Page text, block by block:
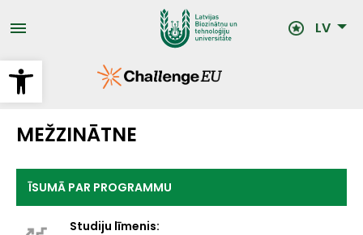
Open toolbar
uz
galveno LV
MEŽZINĀTNE
ĪSUMĀ PAR PROGRAMMU
Studiju līmenis: